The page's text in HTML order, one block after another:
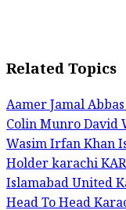
Related Topics
Aamer Jamal
Colin MunroDavid
WasimIrfan Khan
Holderkarachi
Islamabad United
Head To Head